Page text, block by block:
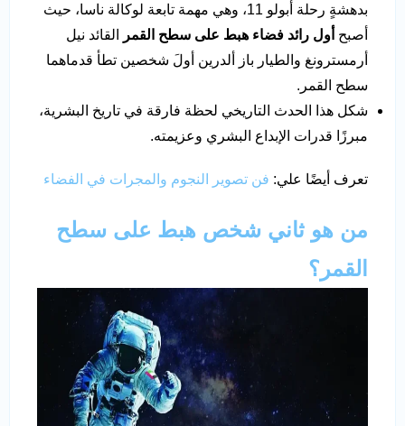
بدهشةٍ رحلة أبولو 11، وهي مهمة تابعة لوكالة ناسا، حيث
أصبح أول رائد فضاء هبط على سطح القمر
القائد نيل
أرمسترونغ والطيار باز ألدرين أولَ شخصين تطأ قدماهما
سطح القمر.
شكل هذا الحدث التاريخي لحظة فارقة في تاريخ البشرية،
مبرزًا قدرات الإبداع البشري وعزيمته.
تعرف أيضًا علي: فن تصوير النجوم والمجرات في الفضاء
من هو ثاني شخص هبط على سطح
القمر؟